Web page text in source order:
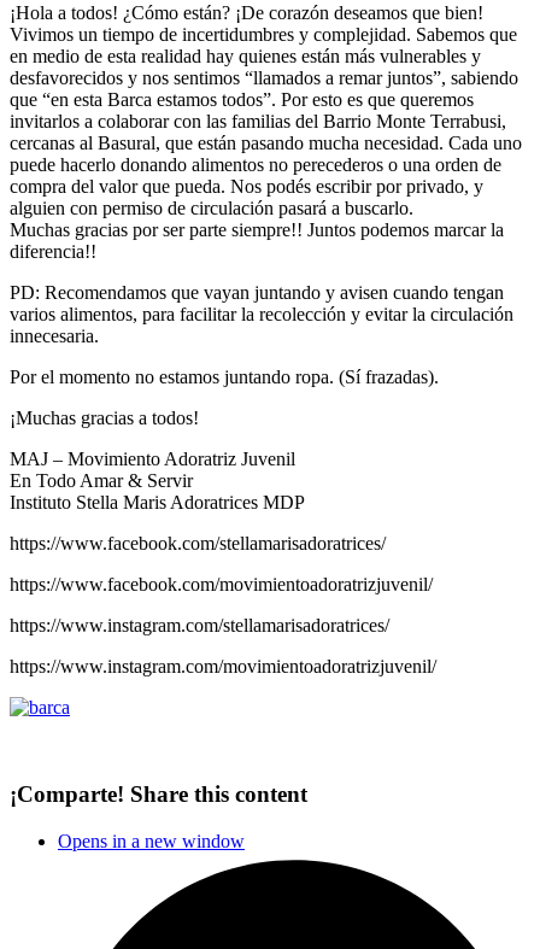
¡Hola a todos! ¿Cómo están? ¡De corazón deseamos que bien!
Vivimos un tiempo de incertidumbres y complejidad. Sabemos que
en medio de esta realidad hay quienes están más vulnerables y
desfavorecidos y nos sentimos “llamados a remar juntos”, sabiendo
que “en esta Barca estamos todos”. Por esto es que queremos
invitarlos a colaborar con las familias del Barrio Monte Terrabusi,
cercanas al Basural, que están pasando mucha necesidad. Cada uno
puede hacerlo donando alimentos no perecederos o una orden de
compra del valor que pueda. Nos podés escribir por privado, y
alguien con permiso de circulación pasará a buscarlo.
Muchas gracias por ser parte siempre!! Juntos podemos marcar la
diferencia!!
PD: Recomendamos que vayan juntando y avisen cuando tengan
varios alimentos, para facilitar la recolección y evitar la circulación
innecesaria.
Por el momento no estamos juntando ropa. (Sí frazadas).
¡Muchas gracias a todos!
MAJ – Movimiento Adoratriz Juvenil
En Todo Amar & Servir
Instituto Stella Maris Adoratrices MDP
https://www.facebook.com/stellamarisadoratrices/
https://www.facebook.com/movimientoadoratrizjuvenil/
https://www.instagram.com/stellamarisadoratrices/
https://www.instagram.com/movimientoadoratrizjuvenil/
¡Comparte! Share this content
Opens in a new window